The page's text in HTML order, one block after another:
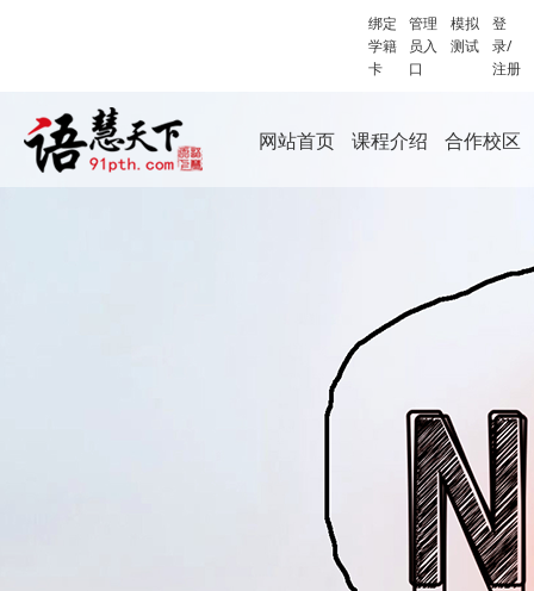
绑定
学籍
卡
管理
员入
口
模拟
测试
登
录/
注册
网站首页 课程介绍 合作校区